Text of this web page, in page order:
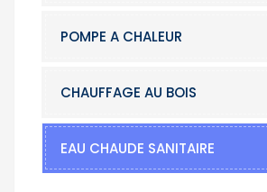
POMPE A CHALEUR
CHAUFFAGE AU BOIS
EAU CHAUDE SANITAIRE